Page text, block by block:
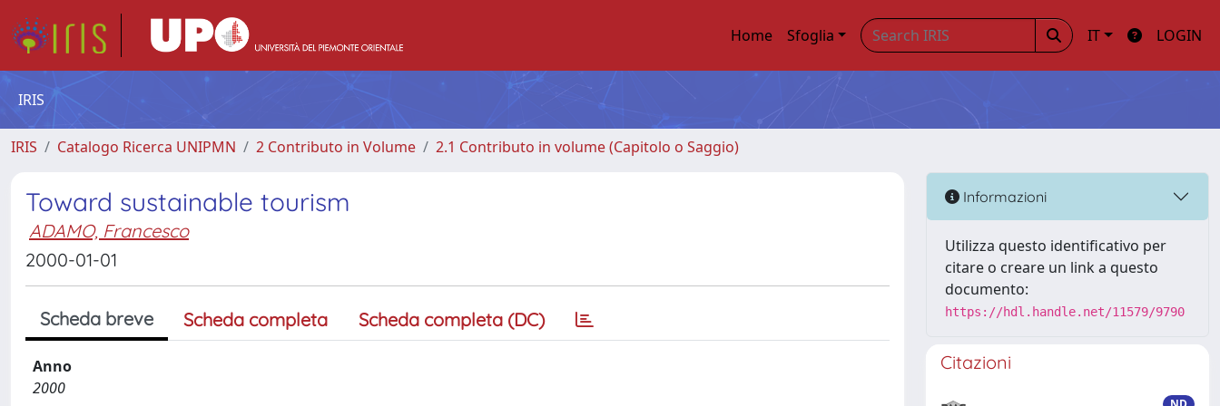
Home Sfoglia IT LOGIN
IRIS
IRIS Catalogo Ricerca UNIPMN 2 Contributo in Volume 2.1 Contributo in volume (Capitolo o Saggio)
Toward sustainable tourism
ADAMO, Francesco
2000-01-01
Scheda breve Scheda completa Scheda completa (DC)
Anno
2000
Informazioni
Utilizza questo identificativo per
citare o creare un link a questo
documento:
https://hdl.handle.net/11579/9790
Citazioni